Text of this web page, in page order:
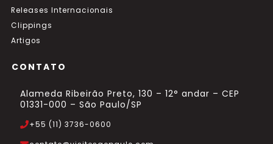
Releases Internacionais
Clippings
Artigos
CONTATO
Alameda Ribeirão Preto, 130 – 12° andar – CEP
01331-000 – São Paulo/SP
+55 (11) 3736-0600